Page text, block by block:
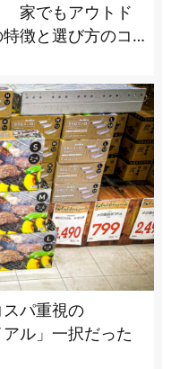
家でもアウトド
徴と選び方のコ
パ重視の
アル」一択だった